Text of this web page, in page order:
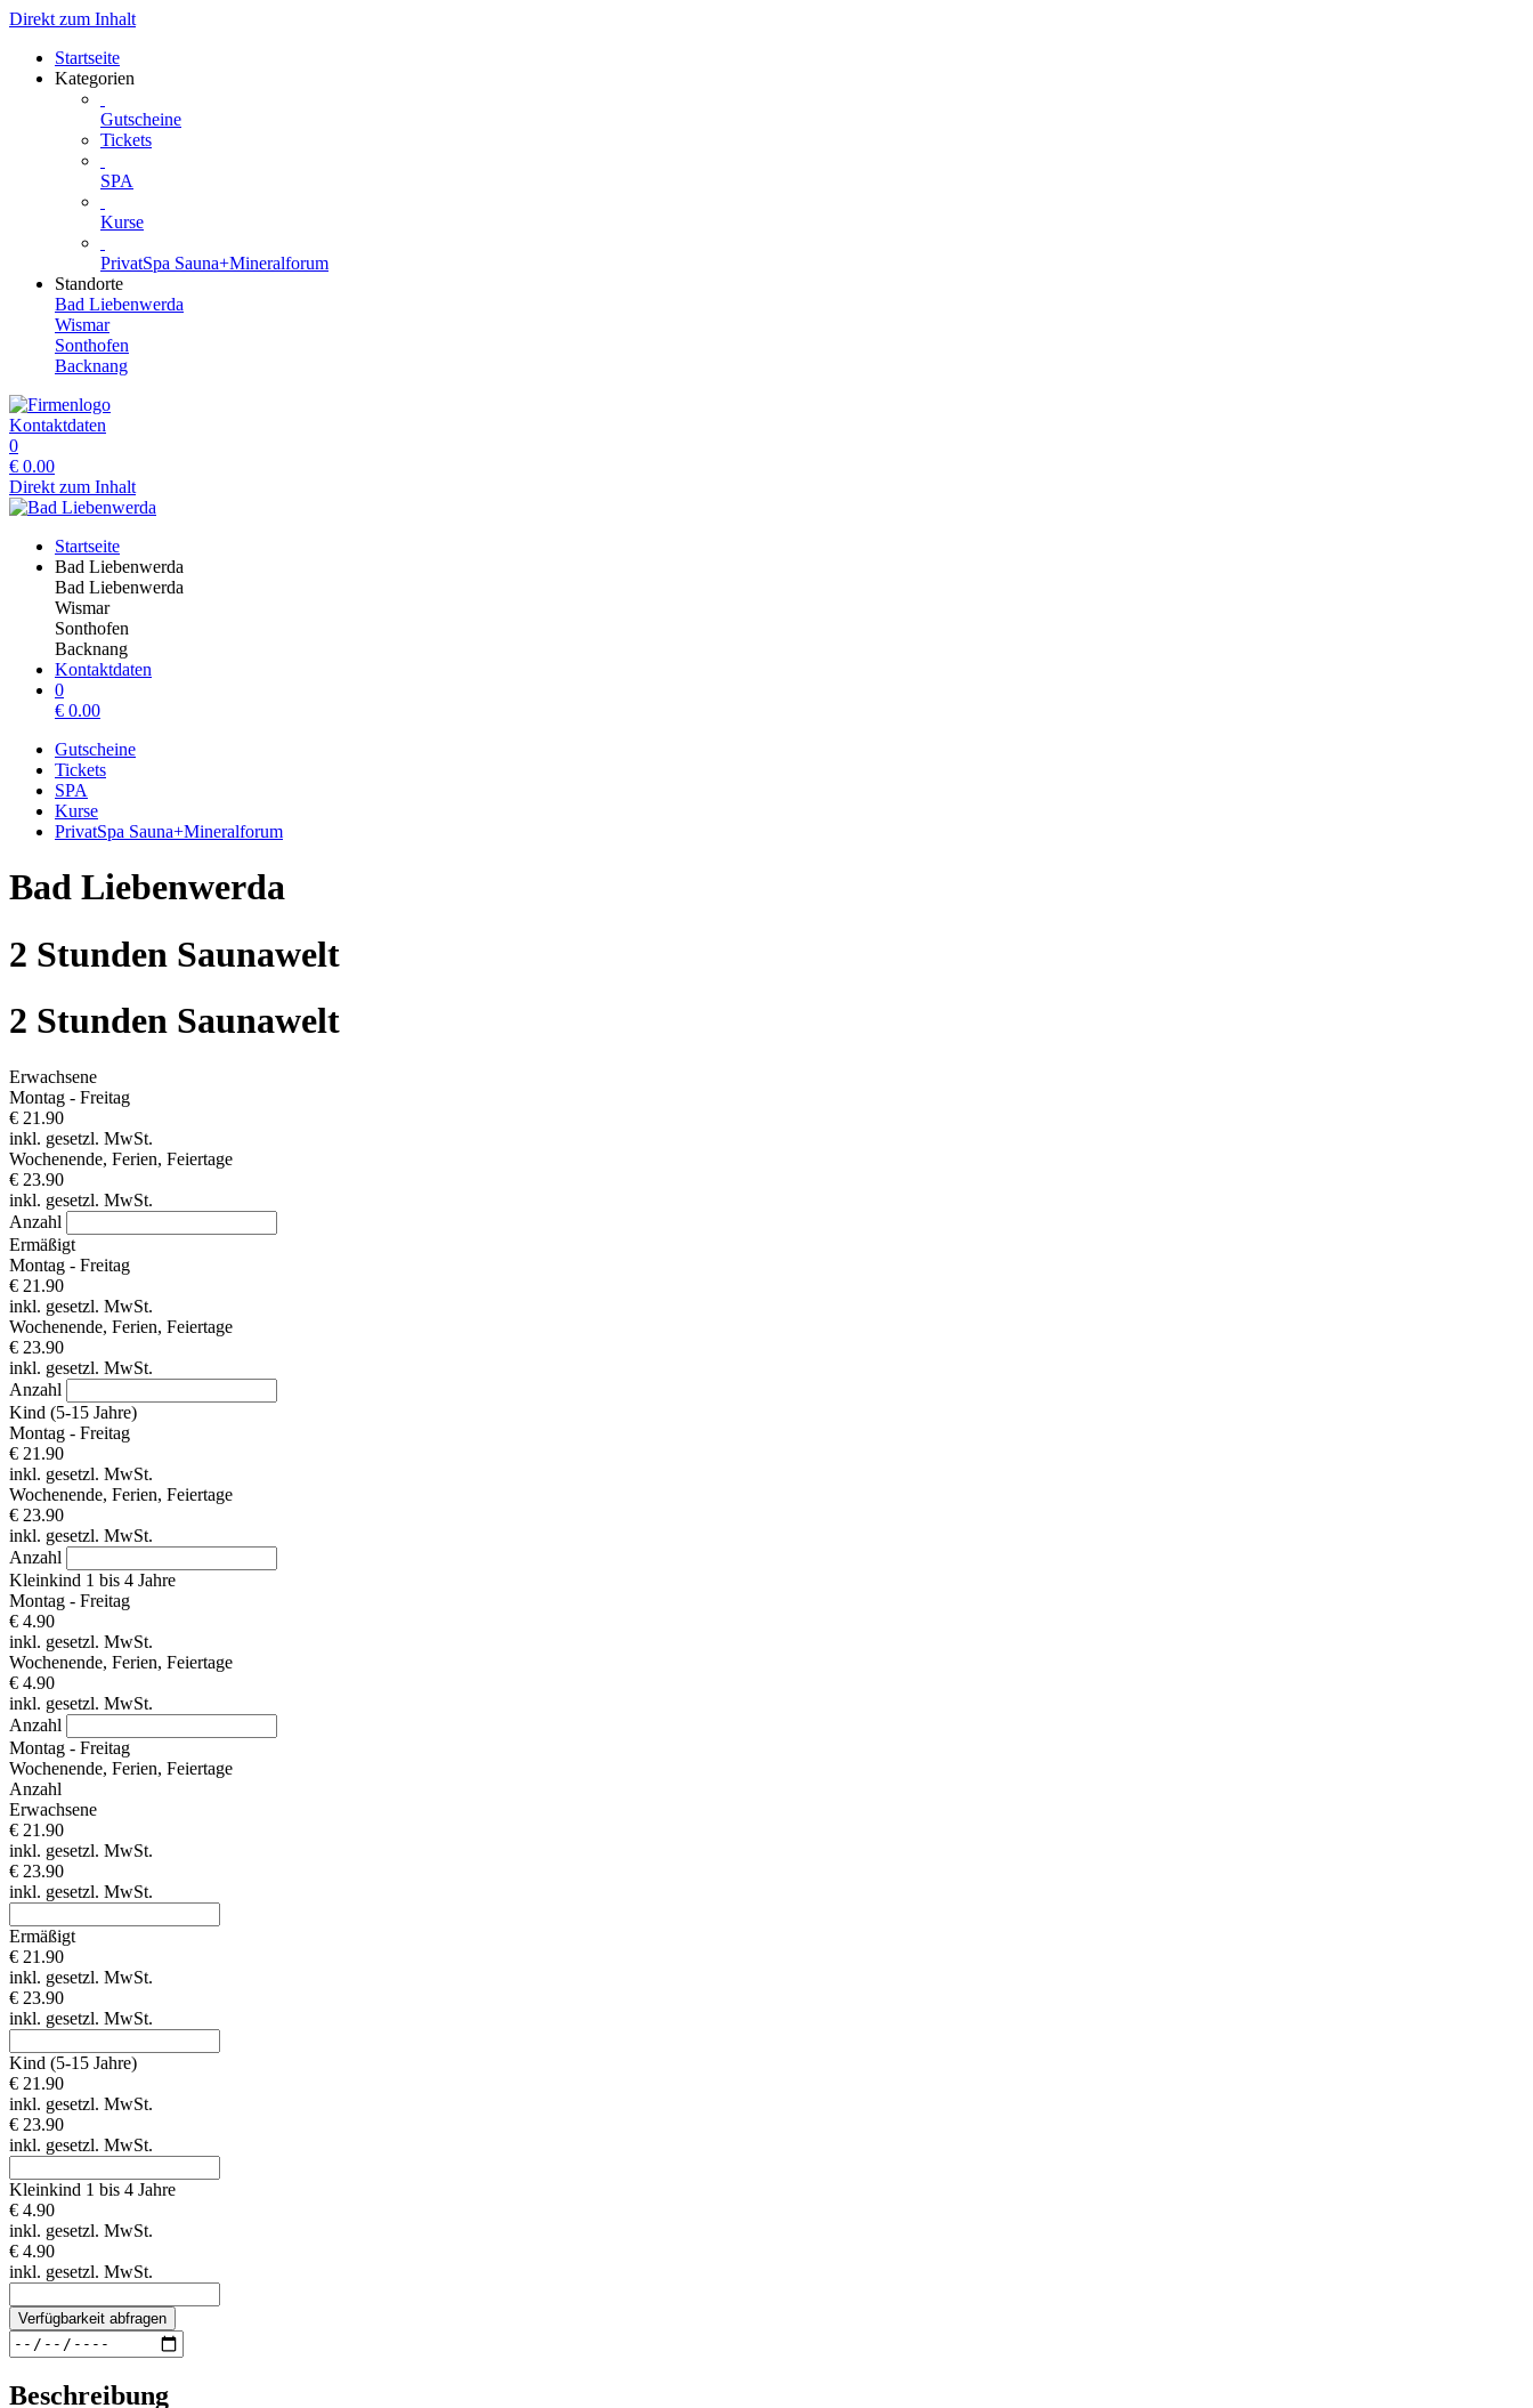
Direkt zum Inhalt
Startseite
Kategorien
Gutscheine
Tickets
SPA
Kurse
PrivatSpa Sauna+Mineralforum
Standorte
Bad Liebenwerda
Wismar
Sonthofen
Backnang
Kontaktdaten
0
€ 0.00
Direkt zum Inhalt
Startseite
Bad Liebenwerda
Bad Liebenwerda
Wismar
Sonthofen
Backnang
Kontaktdaten
0
€ 0.00
Gutscheine
Tickets
SPA
Kurse
PrivatSpa Sauna+Mineralforum
Bad Liebenwerda
2 Stunden Saunawelt
2 Stunden Saunawelt
Erwachsene
Montag - Freitag
€ 21.90
inkl. gesetzl. MwSt.
Wochenende, Ferien, Feiertage
€ 23.90
inkl. gesetzl. MwSt.
Anzahl
Ermäßigt
Montag - Freitag
€ 21.90
inkl. gesetzl. MwSt.
Wochenende, Ferien, Feiertage
€ 23.90
inkl. gesetzl. MwSt.
Anzahl
Kind (5-15 Jahre)
Montag - Freitag
€ 21.90
inkl. gesetzl. MwSt.
Wochenende, Ferien, Feiertage
€ 23.90
inkl. gesetzl. MwSt.
Anzahl
Kleinkind 1 bis 4 Jahre
Montag - Freitag
€ 4.90
inkl. gesetzl. MwSt.
Wochenende, Ferien, Feiertage
€ 4.90
inkl. gesetzl. MwSt.
Anzahl
Montag - Freitag
Wochenende, Ferien, Feiertage
Anzahl
Erwachsene
€ 21.90
inkl. gesetzl. MwSt.
€ 23.90
inkl. gesetzl. MwSt.
Ermäßigt
€ 21.90
inkl. gesetzl. MwSt.
€ 23.90
inkl. gesetzl. MwSt.
Kind (5-15 Jahre)
€ 21.90
inkl. gesetzl. MwSt.
€ 23.90
inkl. gesetzl. MwSt.
Kleinkind 1 bis 4 Jahre
€ 4.90
inkl. gesetzl. MwSt.
€ 4.90
inkl. gesetzl. MwSt.
Verfügbarkeit abfragen
Beschreibung